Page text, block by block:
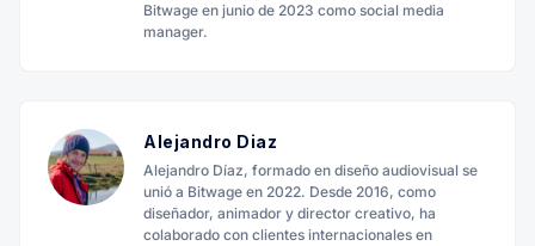
Bitwage en junio de 2023 como social media
manager.
Alejandro Diaz
Alejandro Díaz, formado en diseño audiovisual se
unió a Bitwage en 2022. Desde 2016, como
diseñador, animador y director creativo, ha
colaborado con clientes internacionales en